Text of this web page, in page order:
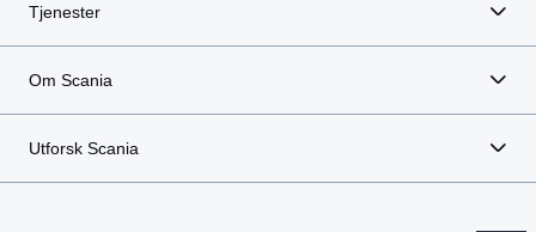
Tjenester
Om Scania
Utforsk Scania